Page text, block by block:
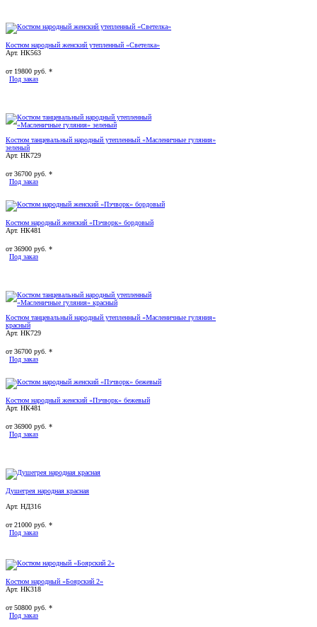
Костюм народный женский утепленный «Светелка»
Арт. НК563
от 19800 руб. *
Под заказ
Костюм танцевальный народный утепленный «Масленичные гуляния»
зеленый
Арт. НК729
от36700 руб. *
Под заказ
Костюм народный женский «Пэчворк» бордовый
Арт. НК481
от36900 руб. *
Под заказ
Костюм танцевальный народный утепленный «Масленичные гуляния»
красный
Арт. НК729
от36700 руб. *
Под заказ
Костюм народный женский «Пэчворк» бежевый
Арт. НК481
от36900 руб. *
Под заказ
Душегрея народная красная
Арт. НД316
от21000 руб. *
Под заказ
Костюм народный «Боярский 2»
Арт. НК318
от50800 руб. *
Под заказ